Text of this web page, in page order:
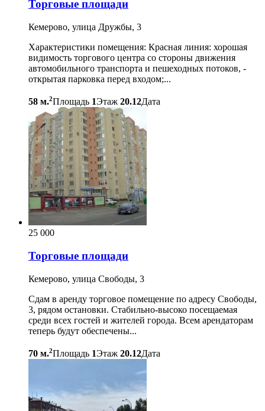
Торговые площади
Кемерово, улица Дружбы, 3
Характеристики помещения: Красная линия: хорошая
видимость торгового центра со стороны движения
автомобильного транспорта и пешеходных потоков, -
открытая парковка перед входом;...
58 м.2Площадь 1Этаж 20.12Дата
25 000
Торговые площади
Кемерово, улица Свободы, 3
Сдам в аренду торговое помещение по адресу Свободы,
3, рядом остановки. Стабильно-высоко посещаемая
среди всех гостей и жителей города. Всем арендаторам
теперь будут обеспечены...
70 м.2Площадь 1Этаж 20.12Дата